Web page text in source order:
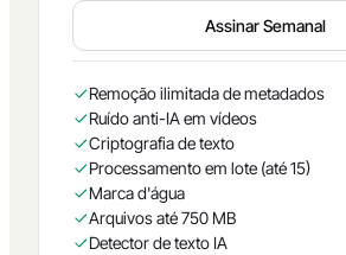
Assinar Semanal
Remoção ilimitada de metadados
Ruído anti-IA em vídeos
Criptografia de texto
Processamento em lote (até 15)
Marca d'água
Arquivos até 750 MB
Detector de texto IA